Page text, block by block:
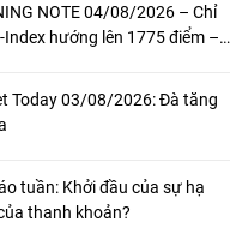
NOTE 04/08/2026 – Chỉ
Index hướng lên 1775 điểm –
Today 03/08/2026: Đà tăng
tuần: Khởi đầu của sự hạ
thanh khoản?